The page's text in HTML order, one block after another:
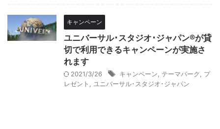
キャンペーン
ユニバーサル･スタジオ･ジャパン®が貸
切で利用できるキャンペーンが実施さ
れます
2021/3/26 キャンペーン テーマパーク
プ
レゼント
ユニバーサル･スタジオ･ジャパン